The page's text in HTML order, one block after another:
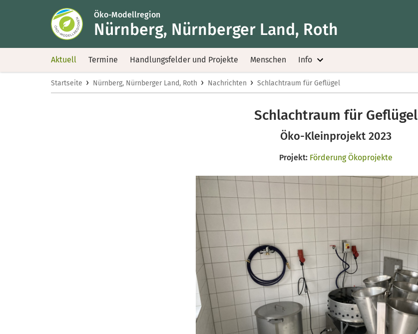
Öko-Modellregion
Nürnberg, Nürnberger Land, Roth
Aktuell Termine Handlungsfelder und Projekte Menschen Info
Startseite › Nürnberg, Nürnberger Land, Roth › Nachrichten › Schlachtraum für Geflügel
Schlachtraum für Geflügel
Öko-Kleinprojekt 2023
Projekt: Förderung Ökoprojekte